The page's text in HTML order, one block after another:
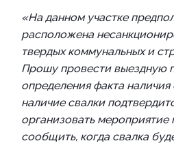
«На данном участке
расположена
твердых коммунальных и
Прошу провести выездную
определения факта наличия
наличие свалки
организовать мероприятие
сообщить, когда свалка